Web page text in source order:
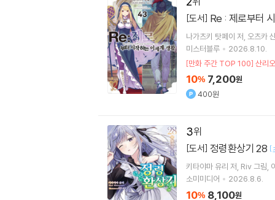
[도서] Re : 제로부터
나가츠키 탓페이 저 오츠카
미스터블루
2026.8.10.
[만화 주간 TOP 100] 산리
10% 7,200원
400원
3
[도서] 정령환상기 28 [
키타야마 유리 저 Riv그림
소미미디어
2026.8.6.
10% 8,100원